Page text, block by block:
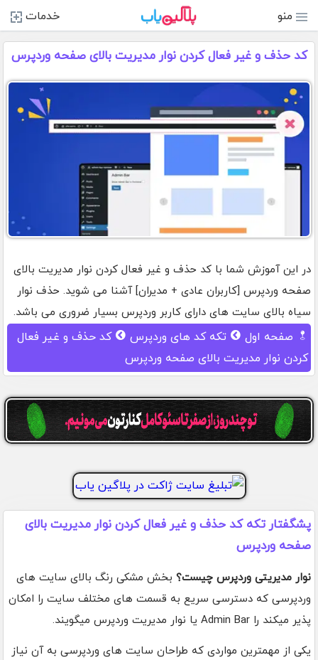
منو خدمات
کد حذف و غیر فعال کردن نوار مدیریت بالای صفحه وردپرس
در این آموزش شما با کد حذف و غیر فعال کردن نوار مدیریت بالای
صفحه وردپرس [کاربران عادی + مدیران] آشنا می شوید. حذف نوار
سیاه بالای سایت های دارای کاربر وردپرس بسیار ضروری می باشد.
صفحه اول تکه کد های وردپرس
کد حذف و غیر فعال
کردن نوار مدیریت بالای صفحه وردپرس
پشگفتار تکه کد حذف و غیر فعال کردن نوار مدیریت بالای
صفحه وردپرس
نوار مدیریتی وردپرس چیست؟ بخش مشکی رنگ بالای سایت های
وردپرسی که دسترسی سریع به قسمت های مختلف سایت را امکان
پذیر میکند را Admin Bar یا نوار مدیریت وردپرس میگویند.
یکی از مهمترین مواردی که طراحان سایت های وردپرسی به آن نیاز